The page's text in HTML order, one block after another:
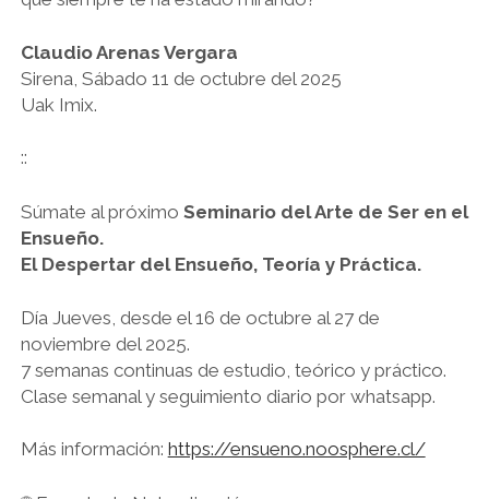
Claudio Arenas Vergara
Sirena, Sábado 11 de octubre del 2025
Uak Imix.
::
Súmate al próximo Seminario del Arte de Ser en el
Ensueño.
El Despertar del Ensueño, Teoría y Práctica.
Día Jueves, desde el 16 de octubre al 27 de
noviembre del 2025.
7 semanas continuas de estudio, teórico y práctico.
Clase semanal y seguimiento diario por whatsapp.
Más información: https://ensueno.noosphere.cl/